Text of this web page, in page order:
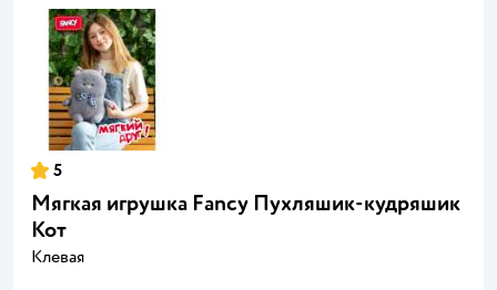
5
Мягкая игрушка Fancy Пухляшик-кудряшик
Кот
Клевая